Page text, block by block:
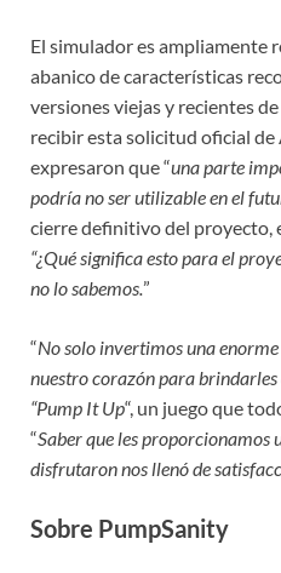
El simulador es ampliamente
abanico de características
versiones viejas y recientes
recibir esta solicitud oficial de
expresaron que “una parte
podría no ser utilizable en el
cierre definitivo del proyecto,
“¿Qué significa esto para el
no lo sabemos.”
“No solo invertimos una
nuestro corazón para
“Pump It Up“, un juego que
“Saber que les proporcionamos
disfrutaron nos llenó de
Sobre PumpSanity